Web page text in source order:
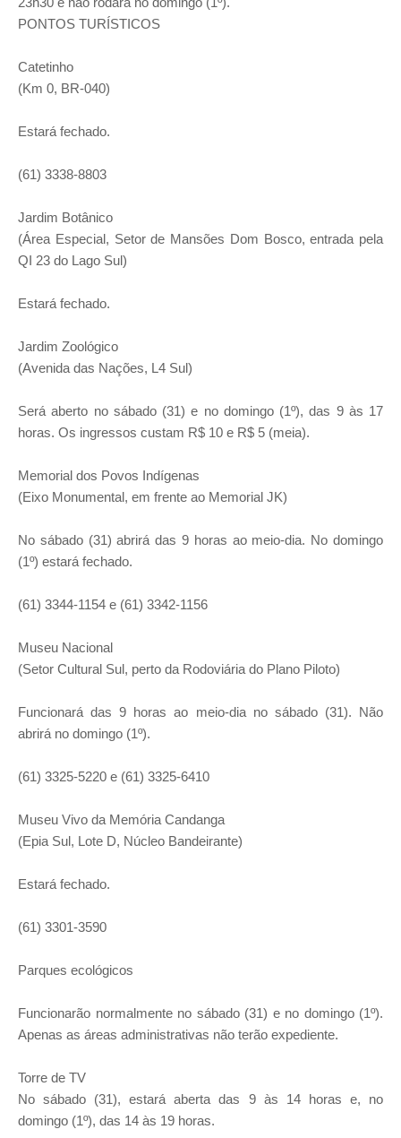
PONTOS TURÍSTICOS
Catetinho
(Km 0, BR-040)
Estará fechado.
(61) 3338-8803
Jardim Botânico
(Área Especial, Setor de Mansões Dom Bosco, entrada pela
QI 23 do Lago Sul)
Estará fechado.
Jardim Zoológico
(Avenida das Nações, L4 Sul)
Será aberto no sábado (31) e no domingo (1º), das 9 às 17
horas. Os ingressos custam R$ 10 e R$ 5 (meia).
Memorial dos Povos Indígenas
(Eixo Monumental, em frente ao Memorial JK)
No sábado (31) abrirá das 9 horas ao meio-dia. No domingo
(1º) estará fechado.
(61) 3344-1154 e (61) 3342-1156
Museu Nacional
(Setor Cultural Sul, perto da Rodoviária do Plano Piloto)
Funcionará das 9 horas ao meio-dia no sábado (31). Não
abrirá no domingo (1º).
(61) 3325-5220 e (61) 3325-6410
Museu Vivo da Memória Candanga
(Epia Sul, Lote D, Núcleo Bandeirante)
Estará fechado.
(61) 3301-3590
Parques ecológicos
Funcionarão normalmente no sábado (31) e no domingo (1º).
Apenas as áreas administrativas não terão expediente.
Torre de TV
No sábado (31), estará aberta das 9 às 14 horas e, no
domingo (1º), das 14 às 19 horas.